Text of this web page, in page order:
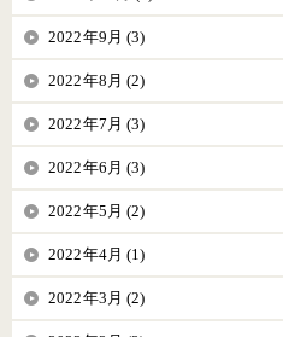
2022年9月 (3)
2022年8月 (2)
2022年7月 (3)
2022年6月 (3)
2022年5月 (2)
2022年4月 (1)
2022年3月 (2)